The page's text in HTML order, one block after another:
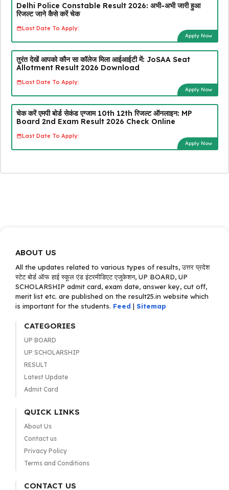
Delhi Police Constable Result 2026: अभी-अभी जारी हुआ
रिजल्ट जाने कैसे करें चेक
Last Date To Apply:
Apply Now
तुरंत देखें आपको कौन सा कॉलेज मिला आईआईटी में: JoSAA Seat
Allotment Result 2026 Download
Last Date To Apply:
Apply Now
चेक करें एमपी बोर्ड सेकंड एग्जाम 10th 12th रिजल्ट ऑनलाइन: MP
Board 2nd Exam Result 2026 Check Online
Last Date To Apply:
Apply Now
ABOUT US
All the updates related to various types of results, उत्तर प्रदेश
स्टेट बोर्ड ऑफ हाई स्कूल एंड इंटरमीडिएट एजुकेशन, UP BOARD, UP
SCHOLARSHIP admit card, exam date, answer key, cut off,
merit list etc. are published on the result25.in website which
is important for the students. Feed | Sitemap
CATEGORIES
UP BOARD
UP SCHOLARSHIP
RESULT
Latest Update
Admit Card
QUICK LINKS
About Us
Contact us
Privacy Policy
Terms and Conditions
CONTACT US